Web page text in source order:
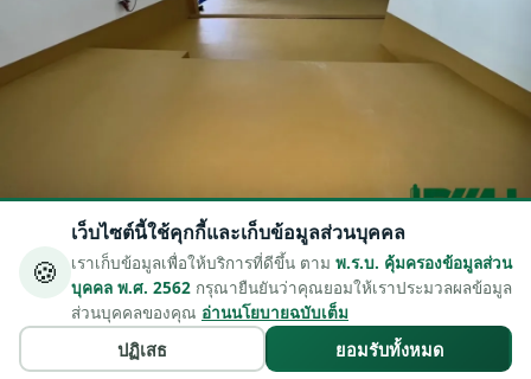
PREVIOUS NEXT
🍪
เว็บไซต์นี้ใช้คุกกี้และเก็บข้อมูลส่วนบุคคล
เราเก็บข้อมูลเพื่อให้บริการที่ดีขึ้น ตาม พ.ร.บ. คุ้มครองข้อมูลส่วน
บุคคล พ.ศ. 2562 กรุณายืนยันว่าคุณยอมให้เราประมวลผลข้อมูล
ส่วนบุคคลของคุณ อ่านนโยบายฉบับเต็ม
ปฏิเสธ ยอมรับทั้งหมด